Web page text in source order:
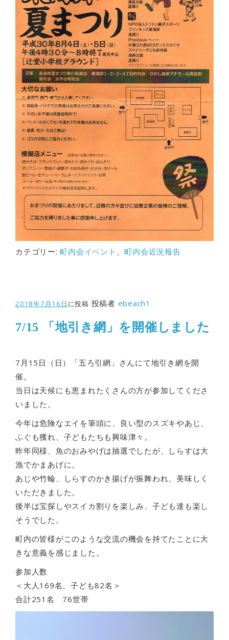
カテゴリー:町内会イベント 、町内会近況報告
2018年7月16日 に投稿 投稿者 ebeach1
7/15 「地引き網」を開催しました
7月15日（日）「五ろ引網」さんにて地引き網を開
催。
当日は天候にも恵まれたくさんの方が参加してくださ
いました。
今年は危険なエイを筆頭に、良い型のスズキやあじ、
ふぐも獲れ、子どもたちも興味津々。
昨年同様、魚のおみやげは抽選でしたが、しらすは大
漁でかまあげに。
あじや竹輪、しらすのかき揚げが振舞われ、美味しく
いただきました。
後半は宝探しやスイカ割りを楽しみ、子ども達も楽し
そうでした。
町内の皆様がこのような交流の機会を持てたことに大
きな意義を感じました。
参加人数
＜大人169名、子ども82名＞
合計251名 76世帯